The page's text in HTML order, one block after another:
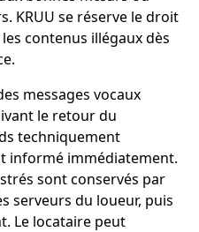
KRUU se réserve le droit
contenus illégaux dès
messages vocaux
le retour du
techniquement
informé immédiatement.
sont conservés par
serveurs du loueur, puis
Le locataire peut